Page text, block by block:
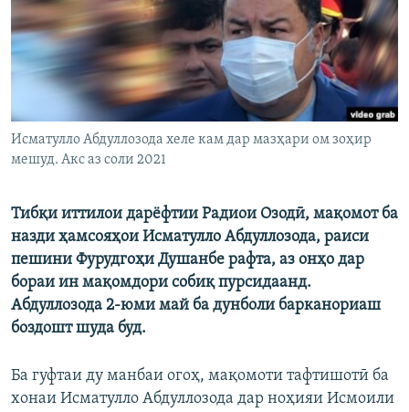
ГУЗОРИШҲОИ РАДИОӢ
Русский
ПАЙГИРӢ КУНЕД
Ҳамаи сомонаҳои RFE/RL
Исматулло Абдуллозода хеле кам дар мазҳари ом зоҳир
мешуд. Акс аз соли 2021
Тибқи иттилои дарёфтии Радиои Озодӣ, мақомот ба
назди ҳамсояҳои Исматулло Абдуллозода, раиси
пешини Фурудгоҳи Душанбе рафта, аз онҳо дар
бораи ин мақомдори собиқ пурсидаанд.
Абдуллозода 2-юми май ба дунболи барканориаш
боздошт шуда буд.
Ба гуфтаи ду манбаи огоҳ, мақомоти тафтишотӣ ба
хонаи Исматулло Абдуллозода дар ноҳияи Исмоили